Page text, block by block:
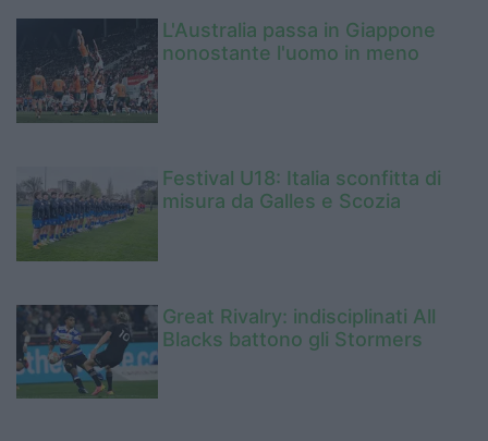
L'Australia passa in Giappone
nonostante l'uomo in meno
Festival U18: Italia sconfitta di
misura da Galles e Scozia
Great Rivalry: indisciplinati All
Blacks battono gli Stormers